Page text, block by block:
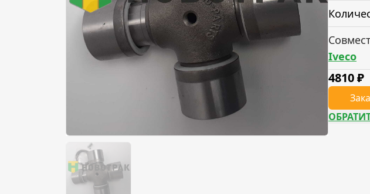
Iveco
4810₽